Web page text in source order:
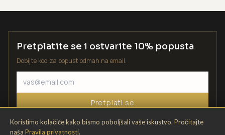
Koristimo kolačiće kako bismo poboljšali vaše iskustvo. Pročitajte
naša Pravila privatnosti.
Pretplatite se i ostvarite 10% popusta
Dobijte kod za popust odmah na email.
Pretplati se